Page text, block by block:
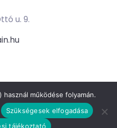
u. 9.
működése folyamán.
Szükségesek elfogadása
tájékoztató